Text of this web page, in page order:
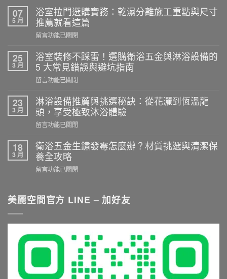
07
5 月
浴室拉門選購實務：乾濕分離施工重點與尺寸
推薦就看這篇
在
室
拉
門
選
實
務：
乾
分
離
施
工
與
薦
就
這
篇〉
留言功能已關閉
25
3 月
浴室裝修不踩雷！選購衛浴五金與淋浴設備的
5 大常見錯誤與避坑指南
在
室
裝
修
不
雷！
選
購
五
金
淋
浴
設
5
留言功能已關閉
23
3 月
淋浴設備推薦與挑選秘訣：從花灑到恆溫龍
頭，享受極致沐浴體驗
在
浴
設
備
推
挑
從
花
到
留言功能已關閉
18
3 月
衛浴五金生鏽發霉怎麼辦？材質挑選與清潔保
養全攻略
在
五
金
鏽
發
霉
麼
辦？
留言功能已關閉
美麗空間官方 LINE – 加好友